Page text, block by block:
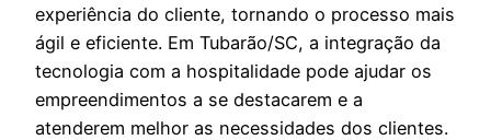
experiência do cliente, tornando o processo mais
ágil e eficiente. Em Tubarão/SC, a integração da
tecnologia com a hospitalidade pode ajudar os
empreendimentos a se destacarem e a
atenderem melhor as necessidades dos clientes.